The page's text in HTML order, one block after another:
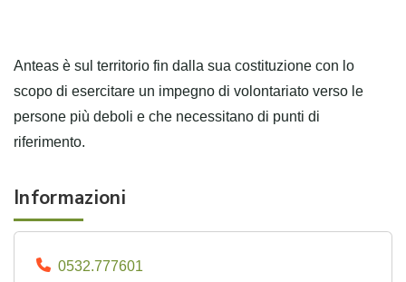
Anteas è sul territorio fin dalla sua costituzione con lo
scopo di esercitare un impegno di volontariato verso le
persone più deboli e che necessitano di punti di
riferimento.
Informazioni
0532.777601